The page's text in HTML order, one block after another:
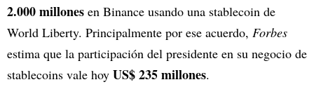
2.000 millones en Binance usando una stablecoin de
World Liberty. Principalmente por ese acuerdo, Forbes
estima que la participación del presidente en su negocio de
stablecoins vale hoy US$ 235 millones.